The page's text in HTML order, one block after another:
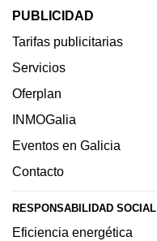
PUBLICIDAD
Tarifas publicitarias
Servicios
Oferplan
INMOGalia
Eventos en Galicia
Contacto
RESPONSABILIDAD SOCIAL
Eficiencia energética